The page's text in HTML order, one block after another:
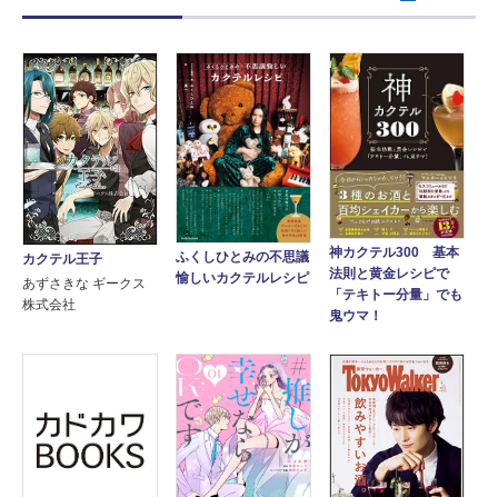
カクテル王子
あずさきな ギークス
株式会社
ふくしひとみの不思議
愉しいカクテルレシピ
神カクテル300 基本
法則と黄金レシピで
「テキトー分量」でも
鬼ウマ！